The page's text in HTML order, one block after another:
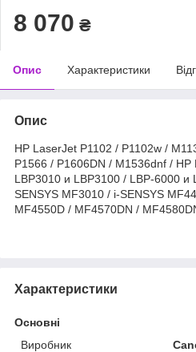
8 070 ₴
Опис Характеристики
Опис
HP LaserJet P1102 / P1102w /
P1566 / P1606DN / M1536dnf /
LBP3010 и LBP3100 / LBP-6000 и
SENSYS MF3010 / i-SENSYS
MF4550D / MF4570DN /
Характеристики
Основні
Виробник